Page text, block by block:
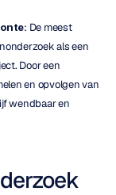
: De meest
als een
Door een
en opvolgen van
wendbaar en